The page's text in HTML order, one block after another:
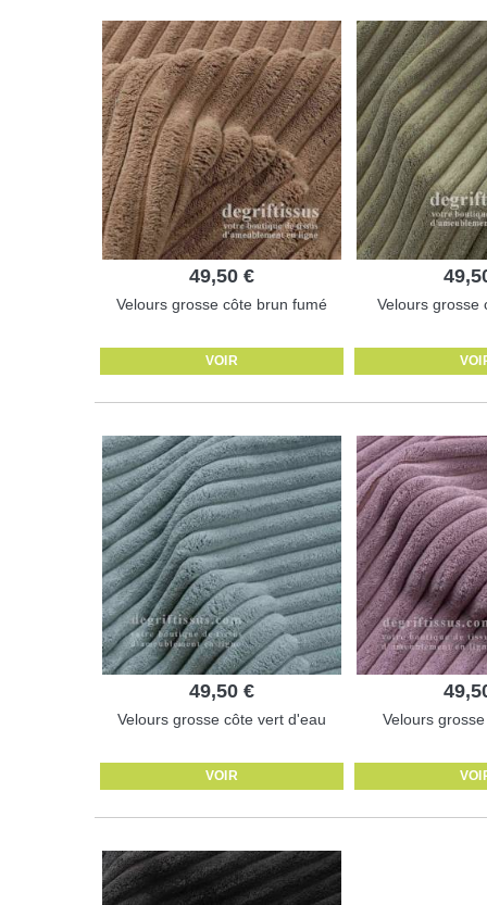
49,50 €
Velours grosse côte brun fumé
VOIR
Velours grosse
49,50 €
Velours grosse côte vert d'eau
VOIR
Velours